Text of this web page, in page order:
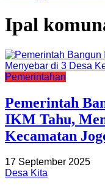
Ipal
Pemerintahan
Pemerintah
IKM Tahu,
Kecamatan
17 September 2025
Desa Kita